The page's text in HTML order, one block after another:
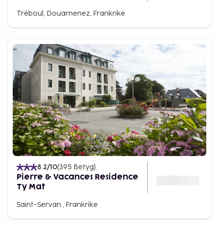
Tréboul, Douarnenez, Frankrike
8.2/10(395 Betyg)
Pierre & Vacances Residence
Ty Mat
Saint-Servan , Frankrike